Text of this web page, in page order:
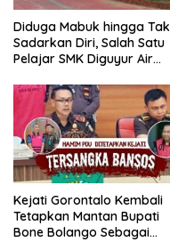
Diduga Mabuk hingga Tak
Sadarkan Diri, Salah Satu
Pelajar SMK Diguyur Air
Fisik oleh Beberapa
Temannya
Kejati Gorontalo Kembali
Tetapkan Mantan Bupati
Bone Bolango Sebagai